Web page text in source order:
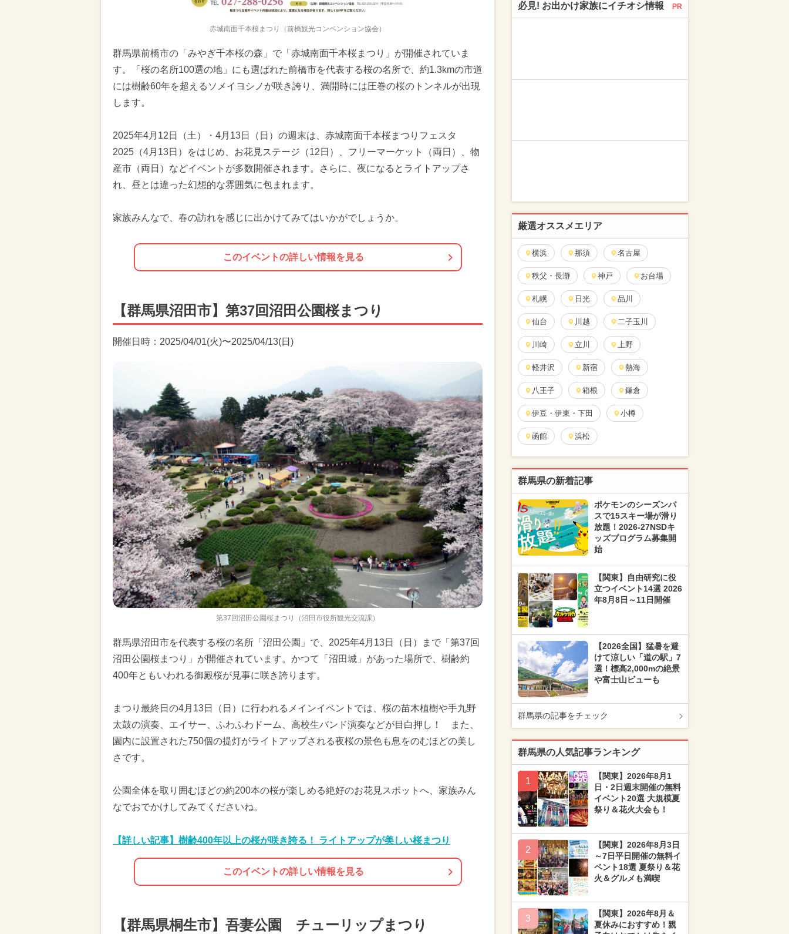
赤城南面千本桜まつり（前橋観光コンベンション協会）
群馬県前橋市の「みやぎ千本桜の森」で「赤城南面千本桜まつり」が開催されていま
す。「桜の名所100選の地」にも選ばれた前橋市を代表する桜の名所で、約1.3kmの市道
には樹齢60年を超えるソメイヨシノが咲き誇り、満開時には圧巻の桜のトンネルが出現
します。
2025年4月12日（土）・4月13日（日）の週末は、赤城南面千本桜まつりフェスタ
2025（4月13日）をはじめ、お花見ステージ（12日）、フリーマーケット（両日）、物
産市（両日）などイベントが多数開催されます。さらに、夜になるとライトアップさ
れ、昼とは違った幻想的な雰囲気に包まれます。
家族みんなで、春の訪れを感じに出かけてみてはいかがでしょうか。
このイベントの詳しい情報を見る
【群馬県沼田市】第37回沼田公園桜まつり
開催日時：2025/04/01(火)〜2025/04/13(日)
第37回沼田公園桜まつり（沼田市役所観光交流課）
群馬県沼田市を代表する桜の名所「沼田公園」で、2025年4月13日（日）まで「第37回
沼田公園桜まつり」が開催されています。かつて「沼田城」があった場所で、樹齢約
400年ともいわれる御殿桜が見事に咲き誇ります。
まつり最終日の4月13日（日）に行われるメインイベントでは、桜の苗木植樹や手九野
太鼓の演奏、エイサー、ふわふわドーム、高校生バンド演奏などが目白押し！ また、
園内に設置された750個の提灯がライトアップされる夜桜の景色も息をのむほどの美し
さです。
公園全体を取り囲むほどの約200本の桜が楽しめる絶好のお花見スポットへ、家族みん
なでおでかけしてみてくださいね。
【詳しい記事】樹齢400年以上の桜が咲き誇る！ ライトアップが美しい桜まつり
このイベントの詳しい情報を見る
【群馬県桐生市】吾妻公園 チューリップまつり
必見! お出かけ家族にイチオシ情報 PR
厳選オススメエリア
横浜 那須 名古屋
秩父・長瀞 神戸 お台場
札幌 日光 品川
仙台 川越 二子玉川
川崎 立川 上野
軽井沢 新宿 熱海
八王子 箱根 鎌倉
伊豆・伊東・下田 小樽
函館 浜松
群馬県の新着記事
ポケモンのシーズンパ
スで15スキー場が滑り
放題！2026-27NSDキ
ッズプログラム募集開
始
【関東】自由研究に役
立つイベント14選 2026
年8月8日～11日開催
【2026全国】猛暑を避
けて涼しい「道の駅」7
選！標高2,000mの絶景
や富士山ビューも
群馬県の記事をチェック
群馬県の人気記事ランキング
1
【関東】2026年8月1
日・2日週末開催の無料
イベント20選 大規模夏
祭り＆花火大会も！
2
【関東】2026年8月3日
～7日平日開催の無料イ
ベント18選 夏祭り＆花
火＆グルメも満喫
3
【関東】2026年8月＆
夏休みにおすすめ！親